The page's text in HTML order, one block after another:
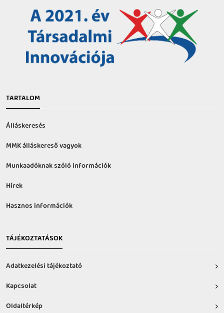
TARTALOM
Álláskeresés
MMK álláskereső vagyok
Munkaadóknak szóló információk
Hírek
Hasznos információk
TÁJÉKOZTATÁSOK
Adatkezelési tájékoztató
Kapcsolat
Oldaltérkép